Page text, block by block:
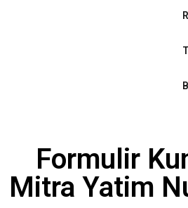
Formulir
Mitra Yatim